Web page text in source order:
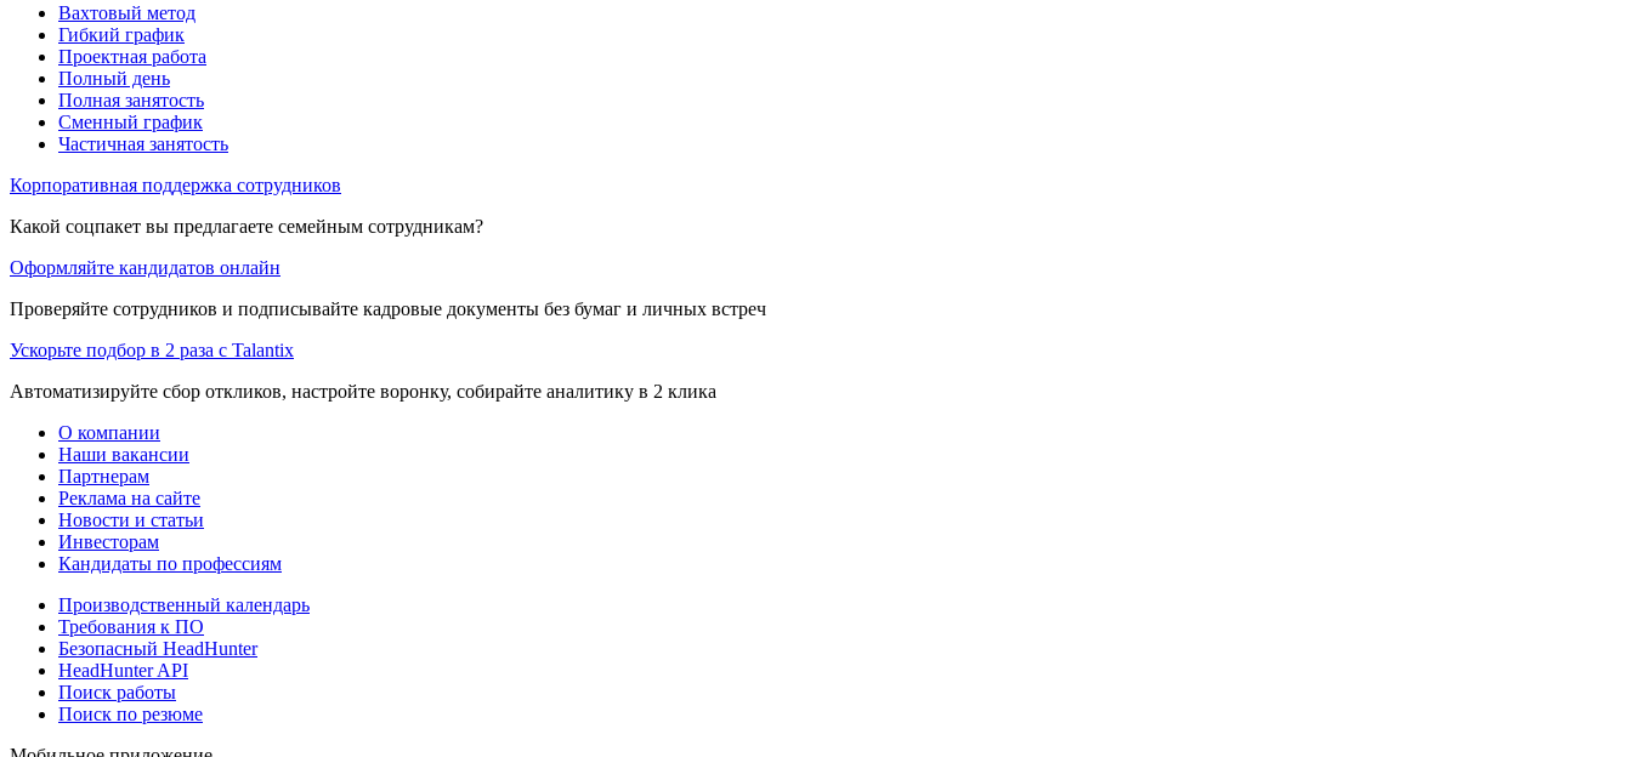
Вахтовый метод
Гибкий график
Проектная работа
Полный день
Полная занятость
Сменный график
Частичная занятость
Корпоративная поддержка сотрудников
Какой соцпакет вы предлагаете семейным сотрудникам?
Оформляйте кандидатов онлайн
Проверяйте сотрудников и подписывайте кадровые документы без бумаг и личных встреч
Ускорьте подбор в 2 раза с Talantix
Автоматизируйте сбор откликов, настройте воронку, собирайте аналитику в 2 клика
О компании
Наши вакансии
Партнерам
Реклама на сайте
Новости и статьи
Инвесторам
Кандидаты по профессиям
Производственный календарь
Требования к ПО
Безопасный HeadHunter
HeadHunter API
Поиск работы
Поиск по резюме